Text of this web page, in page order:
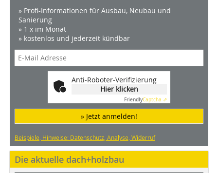
» Profi-Informationen für Ausbau, Neubau und
Sanierung
» 1 x im Monat
» kostenlos und jederzeit kündbar
Anti-Roboter-Verifizierung
Hier klicken
FriendlyCaptcha ⇗
» Jetzt anmelden!
Beispiele, Hinweise: Datenschutz, Analyse, Widerruf
Die aktuelle dach+holzbau